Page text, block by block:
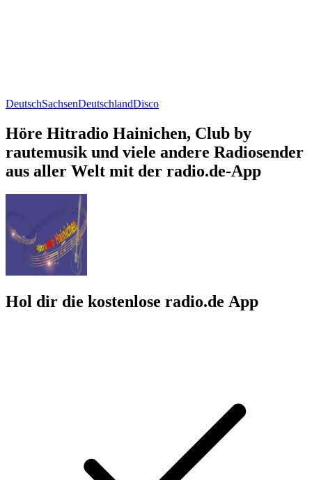
DeutschSachsenDeutschlandDisco
Höre Hitradio Hainichen, Club by
rautemusik und viele andere Radiosender
aus aller Welt mit der radio.de-App
Hol dir die kostenlose radio.de App